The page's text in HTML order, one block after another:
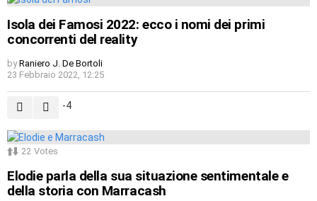
Isola dei Famosi 2022: ecco i nomi dei primi
concorrenti del reality
by Raniero J. De Bortoli
23 Febbraio 2022, 12:25
-4
22 Votes
Elodie parla della sua situazione sentimentale e
della storia con Marracash